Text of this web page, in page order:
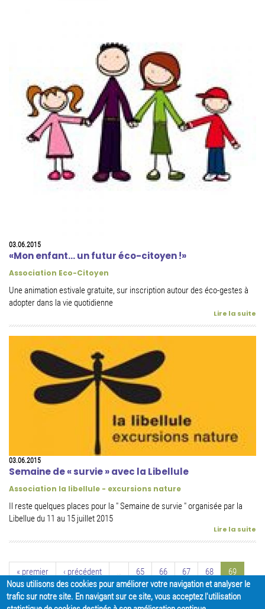
03.06.2015
«Mon enfant... un futur éco-citoyen !»
Association Eco-Citoyen
Une animation estivale gratuite, sur inscription autour des éco-gestes à
adopter dans la vie quotidienne
Lire la suite
03.06.2015
Semaine de « survie » avec la Libellule
Association la libellule - excursions nature
Il reste quelques places pour la " Semaine de survie " organisée par la
Libellue du 11 au 15 juillet 2015
Lire la suite
« premier ‹ précédent … 65 66 67 68
69
70
71 72 73 … suivant › dernier »
Nous utilisons des cookies pour améliorer votre navigation et analyser le
trafic sur notre site. En navigant sur ce site, vous acceptez l'utilisation